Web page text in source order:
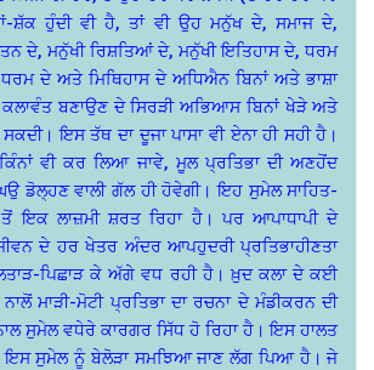
ਸ਼ੱਕ ਹੁੰਦੀ ਵੀ ਹੈ, ਤਾਂ ਵੀ ਉਹ ਮਨੁੱਖ ਦੇ, ਸਮਾਜ ਦੇ,
ਦੇ, ਮਨੁੱਖੀ ਰਿਸ਼ਤਿਆਂ ਦੇ, ਮਨੁੱਖੀ ਇਤਿਹਾਸ ਦੇ, ਧਰਮ
ਦੇ ਅਤੇ ਮਿਥਿਹਾਸ ਦੇ ਅਧਿਐਨ ਬਿਨਾਂ ਅਤੇ ਭਾਸ਼ਾ
ਬਣਾਉਣ ਦੇ ਸਿਰੜੀ ਅਭਿਆਸ ਬਿਨਾਂ ਖੇੜੇ ਅਤੇ
ਇਸ ਤੱਥ ਦਾ ਦੂਜਾ ਪਾਸਾ ਵੀ ਏਨਾ ਹੀ ਸਹੀ ਹੈ।
ਵੀ ਕਰ ਲਿਆ ਜਾਵੇ, ਮੂਲ ਪ੍ਰਤਿਭਾ ਦੀ ਅਣਹੋਂਦ
ਡੋਲ੍ਹਣ ਵਾਲੀ ਗੱਲ ਹੀ ਹੋਵੇਗੀ। ਇਹ ਸੁਮੇਲ ਸਾਹਿਤ-
ਇਕ ਲਾਜ਼ਮੀ ਸ਼ਰਤ ਰਿਹਾ ਹੈ। ਪਰ ਆਪਾਧਾਪੀ ਦੇ
ਦੇ ਹਰ ਖੇਤਰ ਅੰਦਰ ਆਪਹੁਦਰੀ ਪ੍ਰਤਿਭਾਹੀਣਤਾ
ਪਿਛਾੜ ਕੇ ਅੱਗੇ ਵਧ ਰਹੀ ਹੈ। ਖ਼ੁਦ ਕਲਾ ਦੇ ਕਈ
ਮਾੜੀ-ਮੋਟੀ ਪ੍ਰਤਿਭਾ ਦਾ ਰਚਨਾ ਦੇ ਮੰਡੀਕਰਨ ਦੀ
ਸੁਮੇਲ ਵਧੇਰੇ ਕਾਰਗਰ ਸਿੱਧ ਹੋ ਰਿਹਾ ਹੈ। ਇਸ ਹਾਲਤ
ਇਸ ਸੁਮੇਲ ਨੂੰ ਬੇਲੋੜਾ ਸਮਝਿਆ ਜਾਣ ਲੱਗ ਪਿਆ ਹੈ। ਜੇ